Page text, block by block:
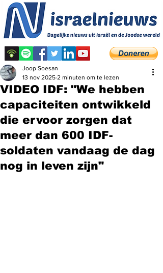
VIDEO IDF: "We hebben
capaciteiten ontwikkeld
die ervoor zorgen dat
meer dan 600 IDF-
soldaten vandaag de dag
nog in leven zijn"
Joop Soesan
13 nov 2025 2 minuten om te lezen